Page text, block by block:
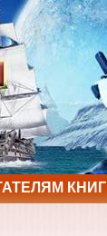
КНИГ